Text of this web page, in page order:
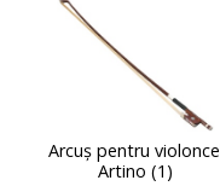
Arcuș
Arcuș pentru
Artino (1)